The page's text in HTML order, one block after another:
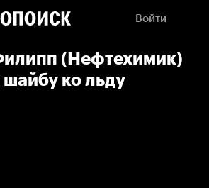
Войти
(Нефтехимик)
ко льду